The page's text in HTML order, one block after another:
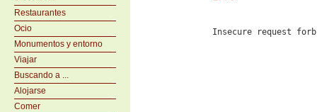
Restaurantes
Ocio
Monumentos y entorno
Viajar
Buscando a ...
Alojarse
Comer
Insecure request